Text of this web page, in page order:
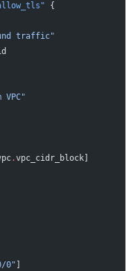
{
traffic"
.vpc_cidr_block]
0"